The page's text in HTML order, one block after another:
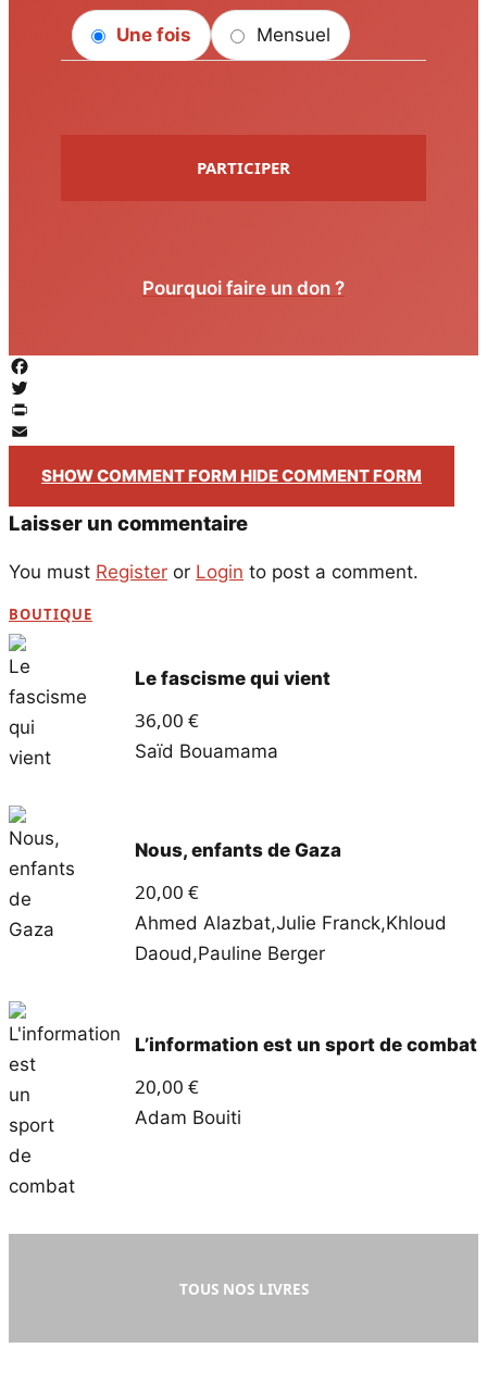
Une fois Mensuel
PARTICIPER
Pourquoi faire un don ?
Facebook
Twitter
PrintFriendly
Email
SHOW COMMENT FORM HIDE COMMENT FORM
Laisser un commentaire
You must Register or Login to post a comment.
BOUTIQUE
Le fascisme qui vient
36,00 €
Saïd Bouamama
Nous, enfants de Gaza
20,00 €
Ahmed Alazbat,Julie Franck,Khloud
Daoud,Pauline Berger
L’information est un sport de combat
20,00 €
Adam Bouiti
TOUS NOS LIVRES